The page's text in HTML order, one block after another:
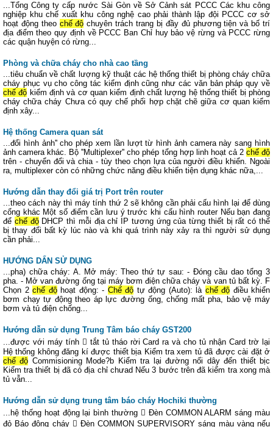
...Tổng Công ty cấp nước Sài Gòn về Sở Cảnh sát PCCC Các khu công
nghiệp khu chế xuất khu công nghệ cao phải thành lập đội PCCC cơ sở
hoạt động theo chế độ chuyên trách trang bị đầy đủ phương tiện và bố trí
địa điểm theo quy định về PCCC Ban Chỉ huy bảo vệ rừng và PCCC rừng
các quận huyện có rừng...
Phòng và chữa cháy cho nhà cao tầng
...tiêu chuẩn về chất lượng kỹ thuật các hệ thống thiết bị phòng cháy chữa
cháy phục vụ cho công tác kiểm định cũng như các văn bản pháp quy về
chế độ kiểm định và cơ quan kiểm định chất lượng hệ thống thiết bị phòng
cháy chữa cháy Chưa có quy chế phối hợp chặt chẽ giữa cơ quan kiểm
định xây...
Hệ thống Camera quan sát
...đổi hình ảnh'' cho phép xem lần lượt từ hình ảnh camera này sang hình
ảnh camera khác. Bộ ''Multiplexer'' cho phép tổng hợp linh hoạt cả 2 chế độ
trên - chuyển đổi và chia - tùy theo chọn lựa của người điều khiển. Ngoài
ra, multiplexer còn có những chức năng điều khiển tiện dụng khác nữa,...
Hướng dẫn thay đổi giá trị Port trên router
...theo cách này thì máy tính thứ 2 sẽ không cần phải cấu hình lại để dùng
cổng khác Một số điểm cần lưu ý trước khi cấu hình router Nếu bạn đang
để chế độDHCP thì mỗi địa chỉ IP tương ứng của từng thiết bị rất có thể
bị thay đổi bất kỳ lúc nào và khi quá trình này xảy ra thì người sử dụng
cần phải...
HƯỚNG DẨN SỬ DỤNG
...pha) chữa cháy: A. Mở máy: Theo thứ tự sau: - Đóng cầu dao tổng 3
pha. - Mở van đường ống tại máy bơm điện chữa cháy và van tủ bất kỳ. F
Chọn 2 chế độhoạt động: - Chế độ tự động (Auto): là chế độ điều khiển
bơm chạy tự động theo áp lực đường ống, chống mất pha, bảo vệ máy
bơm và tủ điện chống...
Hướng dẫn sử dụng Trung Tâm báo cháy GST200
...được với máy tính  tắt tủ tháo rời Card ra và cho tủ nhận Card trờ lại
Hệ thống không đăng kí được thiết bịa Kiểm tra xem tủ đã được cài đặt ở
chế độ Commisioning Mode?b Kiểm tra lại đường nối dây đến thiết bịc
Kiểm tra thiết bị đã có địa chỉ chưad Nếu 3 bước trên đã kiểm tra xong mà
tủ vẫn...
Hướng dẫn sử dụng trung tâm báo cháy Hochiki thường
...hệ thống hoạt động lại bình thường  Đèn COMMON ALARM sáng màu
đỏ Báo động cháy  Đèn COMMON SUPERVISORY sáng màu vàng nếu